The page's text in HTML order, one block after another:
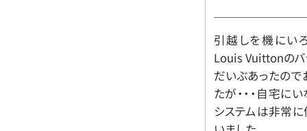
引越しを機にい
Louis Vuittonのバ
だいぶあったので
たが・・・自宅に
システムは非常に